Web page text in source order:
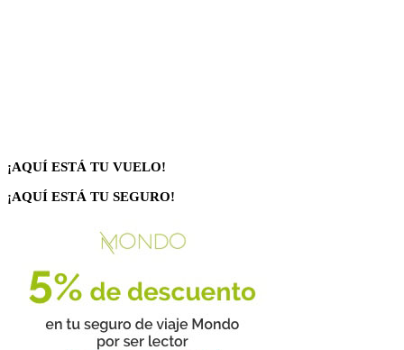
¡AQUÍ ESTÁ TU VUELO!
¡AQUÍ ESTÁ TU SEGURO!